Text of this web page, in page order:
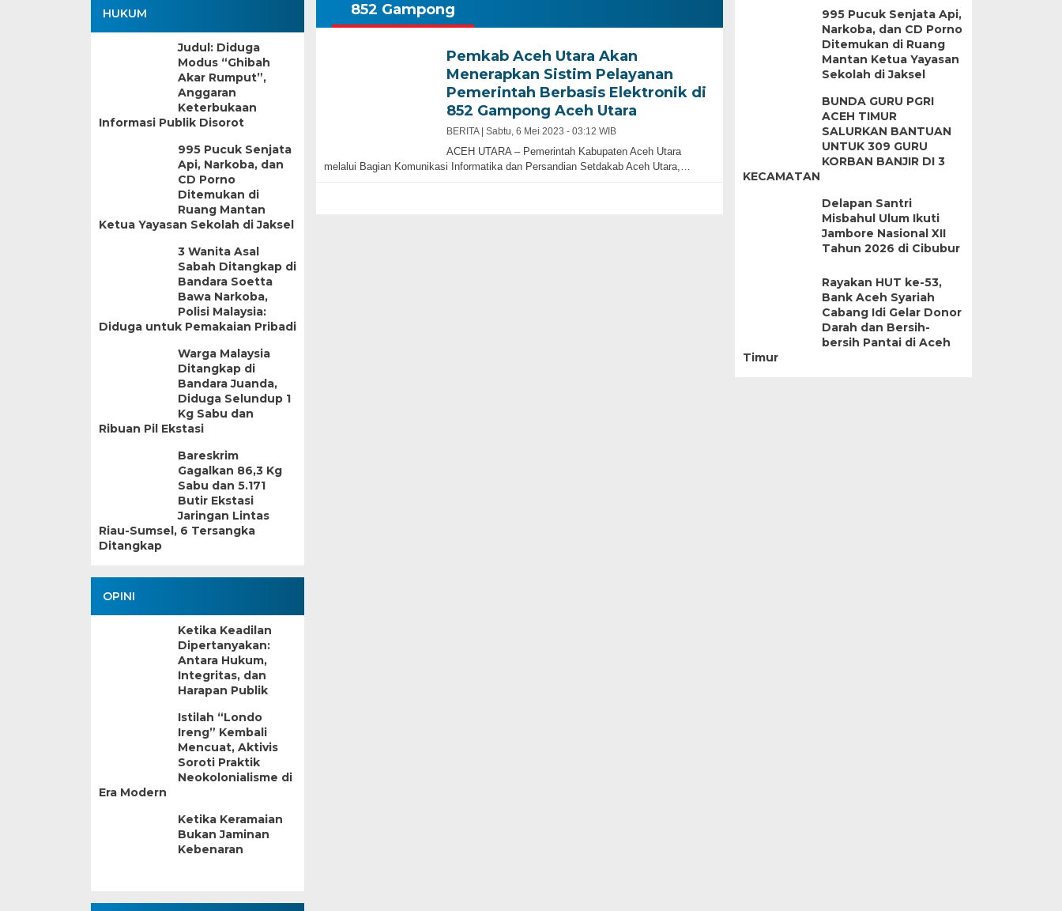
HUKUM
Judul: Diduga
Modus “Ghibah
Akar Rumput”,
Anggaran
Keterbukaan
Informasi Publik Disorot
995 Pucuk Senjata
Api, Narkoba, dan
CD Porno
Ditemukan di
Ruang Mantan
Ketua Yayasan Sekolah di Jaksel
3 Wanita Asal
Sabah Ditangkap di
Bandara Soetta
Bawa Narkoba,
Polisi Malaysia:
Diduga untuk Pemakaian Pribadi
Warga Malaysia
Ditangkap di
Bandara Juanda,
Diduga Selundup 1
Kg Sabu dan
Ribuan Pil Ekstasi
Bareskrim
Gagalkan 86,3 Kg
Sabu dan 5.171
Butir Ekstasi
Jaringan Lintas
Riau-Sumsel, 6 Tersangka
Ditangkap
OPINI
Ketika Keadilan
Dipertanyakan:
Antara Hukum,
Integritas, dan
Harapan Publik
Istilah “Londo
Ireng” Kembali
Mencuat, Aktivis
Soroti Praktik
Neokolonialisme di
Era Modern
Ketika Keramaian
Bukan Jaminan
Kebenaran
852 Gampong
Pemkab Aceh Utara Akan
Menerapkan Sistim Pelayanan
Pemerintah Berbasis Elektronik di
852 Gampong Aceh Utara
BERITA | Sabtu, 6 Mei 2023 - 03:12 WIB
ACEH UTARA – Pemerintah Kabupaten Aceh Utara
melalui Bagian Komunikasi Informatika dan Persandian Setdakab Aceh Utara,…
995 Pucuk Senjata Api,
Narkoba, dan CD Porno
Ditemukan di Ruang
Mantan Ketua Yayasan
Sekolah di Jaksel
BUNDA GURU PGRI
ACEH TIMUR
SALURKAN BANTUAN
UNTUK 309 GURU
KORBAN BANJIR DI 3
KECAMATAN
Delapan Santri
Misbahul Ulum Ikuti
Jambore Nasional XII
Tahun 2026 di Cibubur
Rayakan HUT ke-53,
Bank Aceh Syariah
Cabang Idi Gelar Donor
Darah dan Bersih-
bersih Pantai di Aceh
Timur